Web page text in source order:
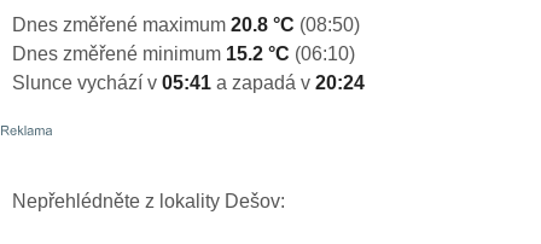
Dnes změřené maximum 20.8 °C (08:50)
Dnes změřené minimum 15.2 °C (06:10)
Slunce vychází v 05:41 a zapadá v 20:24
Nepřehlédněte z lokality Dešov: